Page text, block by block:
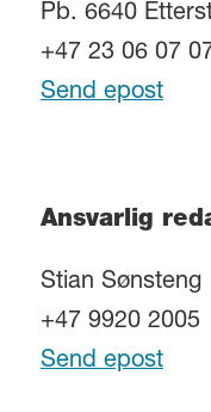
Pb. 6640
+47 23 06 07
Send epost
Ansvarlig
Stian Sønsteng
+47 9920 2005
Send epost